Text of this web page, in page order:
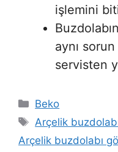
işlemini
aynı
servisten
Kategoriler
Beko
Etiketler
Arçelik
Arçelik buzdolabı